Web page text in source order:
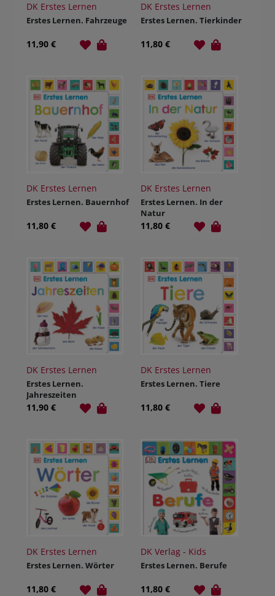
DK Erstes Lernen
Erstes Lernen. Fahrzeuge
11,90 €
DK Erstes Lernen
Erstes Lernen. Tierkinder
11,80 €
DK Erstes Lernen
Erstes Lernen. Bauernhof
11,80 €
DK Erstes Lernen
Erstes Lernen. In der
Natur
11,80 €
DK Erstes Lernen
Erstes Lernen.
Jahreszeiten
11,90 €
DK Erstes Lernen
Erstes Lernen. Tiere
11,80 €
DK Erstes Lernen
Erstes Lernen. Wörter
11,80 €
DK Verlag - Kids
Erstes Lernen. Berufe
11,80 €